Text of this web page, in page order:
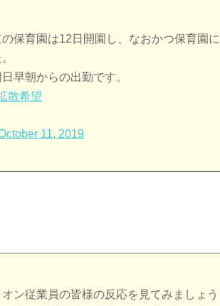
保育園は12日開園し、なおかつ保育園に
早朝からの出勤です。
散希望
11, 2019
ン従業員の皆様の反応を見てみましょう